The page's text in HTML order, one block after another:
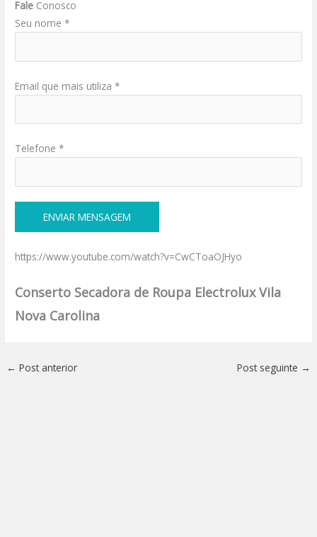
Fale Conosco
Seu nome *
Email que mais utiliza *
Telefone *
https://www.youtube.com/watch?v=CwCToaOJHyo
Conserto Secadora de Roupa Electrolux Vila
Nova Carolina
← Post anterior Post seguinte →